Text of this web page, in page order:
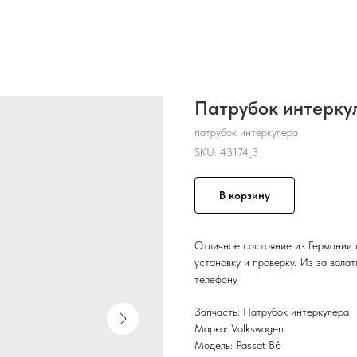
Патрубок
патрубок интеркулера
SKU: 43174_3
В корзину
Отличное состояние из
установку и проверку. Из за
телефону
Запчасть: Патрубок интеркулера
Марка: Volkswagen
Модель: Passat B6